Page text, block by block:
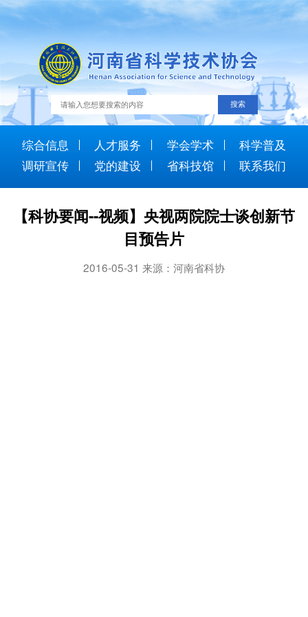
综合信息 人才服务 学会学术
科学普及
调研宣传
党的建设 省科技馆 联系我们
【科协要闻--视频】央视两院院士谈创新节
目预告片
2016-05-31 来源：河南省科协